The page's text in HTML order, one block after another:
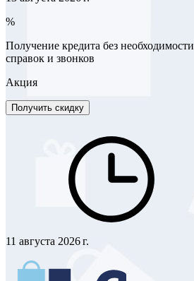
%
Получение кредита без
справок и звонков
Акция
Получить скидку
11 августа 2026 г.